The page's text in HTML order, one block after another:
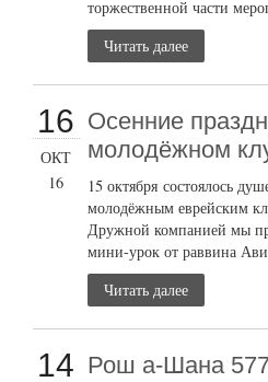
торжественной части
Читать далее
16
ОКТ
16
Осенние
молодёжном
15 октября состоялось
молодёжным еврейским
Дружной компанией мы
мини-урок от раввина
Читать далее
14 Рош а-Шана